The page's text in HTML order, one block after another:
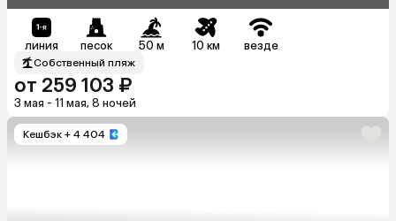
линия песок 50 м 10 км везде
Собственный пляж
от 259 103 ₽
3 мая - 11 мая, 8 ночей
Кешбэк + 4 404